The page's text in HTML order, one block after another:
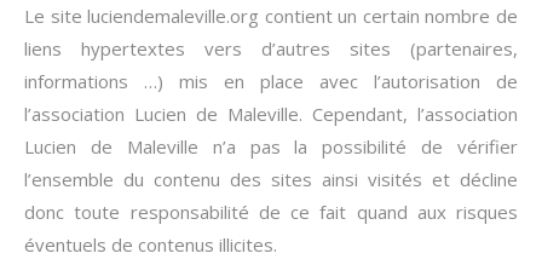
Le site luciendemaleville.org contient un certain nombre de
liens hypertextes vers d’autres sites (partenaires,
informations …) mis en place avec l’autorisation de
l’association Lucien de Maleville. Cependant, l’association
Lucien de Maleville n’a pas la possibilité de vérifier
l’ensemble du contenu des sites ainsi visités et décline
donc toute responsabilité de ce fait quand aux risques
éventuels de contenus illicites.